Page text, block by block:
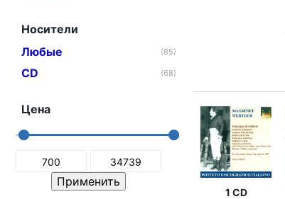
Носители
Любые
(85)
CD (68)
Цена
1 CD